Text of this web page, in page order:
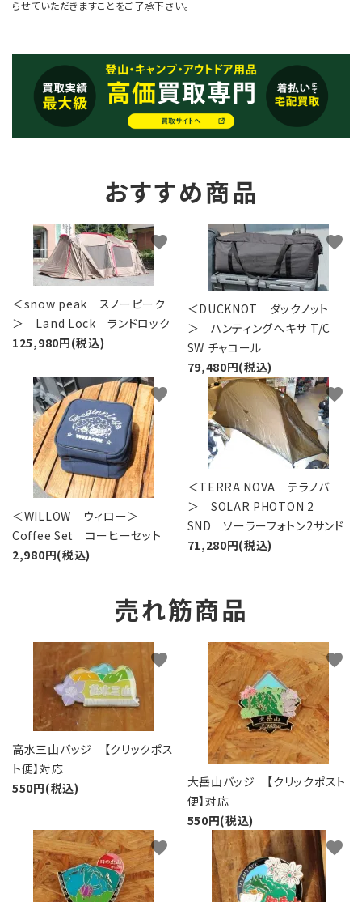
らせていただきますことをご了承下さい。
おすすめ商品
＜snow peak スノーピーク
＞ Land Lock ランドロック
125,980円(税込)
favorite
＜DUCKNOT ダックノット
＞ ハンティングヘキサ T/C
SW チャコール
79,480円(税込)
favorite
＜WILLOW ウィロー＞
Coffee Set コーヒーセット
2,980円(税込)
favorite
＜TERRA NOVA テラノバ
＞ SOLAR PHOTON 2
SND ソーラーフォトン2サンド
71,280円(税込)
favorite
売れ筋商品
高水三山バッジ 【クリックポス
ト便】対応
550円(税込)
favorite
大岳山バッジ 【クリックポスト
便】対応
550円(税込)
favorite
favorite favorite